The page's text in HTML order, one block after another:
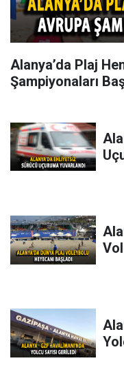
Alanya’da Plaj
Şampiyonaları